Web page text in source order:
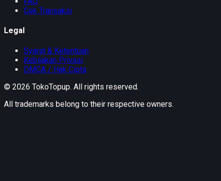
Cek Transaksi
Legal
Syarat & Ketentuan
Kebijakan Privasi
DMCA / Hak Cipta
© 2026 TokoTopup. All rights reserved.
All trademarks belong to their respective owners.